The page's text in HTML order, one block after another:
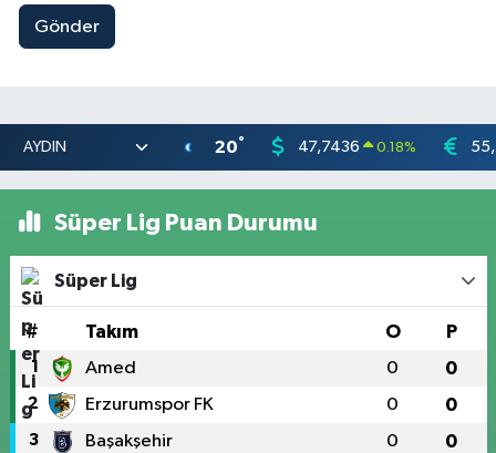
Gönder
20° 47,7436 0.18%
Süper Lig Puan Durumu
Süper Lig
# Takım O P
1 Amed 0 0
2 Erzurumspor FK 0 0
3 Başakşehir 0 0